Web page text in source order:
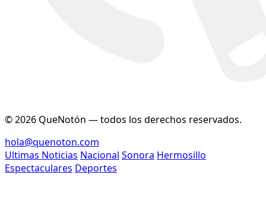
© 2026 QueNotón — todos los derechos reservados.
hola@quenoton.com
Ultimas Noticias Nacional Sonora Hermosillo
Espectaculares Deportes